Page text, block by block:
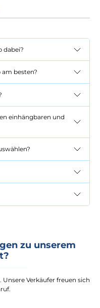
dabei?
besten?
einhängbaren und
zu unserem
Verkäufer freuen sich